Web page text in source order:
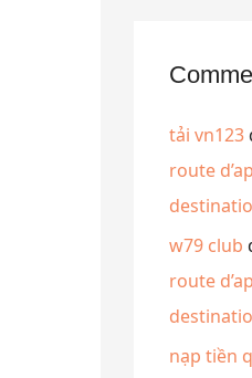
tải vn123
route
w79 club
route
nạp tiền